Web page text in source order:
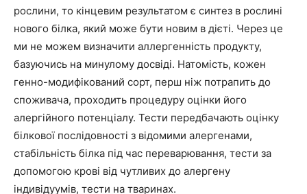
рослини, то кінцевим результатом є синтез в рослині
нового білка, який може бути новим в дієті. Через це
ми не можем визначити аллергенність продукту,
базуючись на минулому досвіді. Натомість, кожен
генно-модифікований сорт, перш ніж потрапить до
споживача, проходить процедуру оцінки його
алергійного потенціалу. Тести передбачають оцінку
білкової послідовності з відомими алергенами,
стабільність білка під час переварювання, тести за
допомогою крові від чутливих до алергену
індивідуумів, тести на тваринах.